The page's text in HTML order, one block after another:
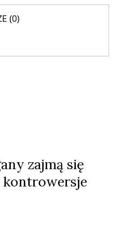
(0)
zajmą się
kontrowersje